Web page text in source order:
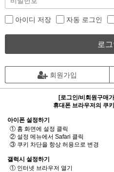
아이디 저장 자동 로그인
로그
회원가입
[로그인/비회원구매
휴대폰 브라우저의 쿠
아이폰 설정하기
① 홈 화면에 설정 클릭
② 설정 메뉴에서 Safari 클릭
③ 쿠키 차단을 항상 허용으로 변경
갤럭시 설정하기
① 인터넷 브라우저 열기